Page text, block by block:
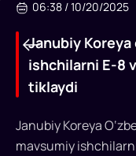
06:38 /10/20/2025
Janubiy
ishchilarni E-8
tiklaydi
Janubiy Koreya
mavsumiy